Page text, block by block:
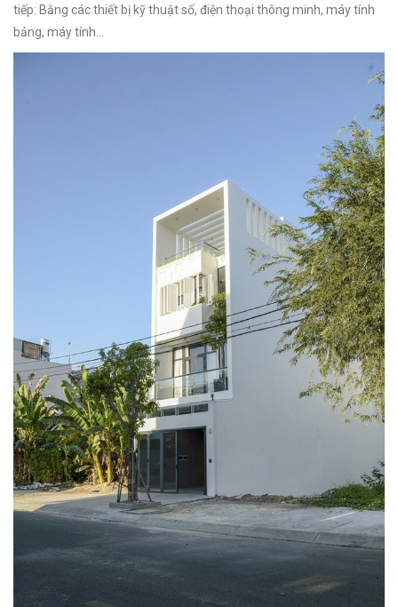
tiếp: Bằng các thiết bị kỹ thuật số, điện thoại thông minh, máy tính
bảng, máy tính...